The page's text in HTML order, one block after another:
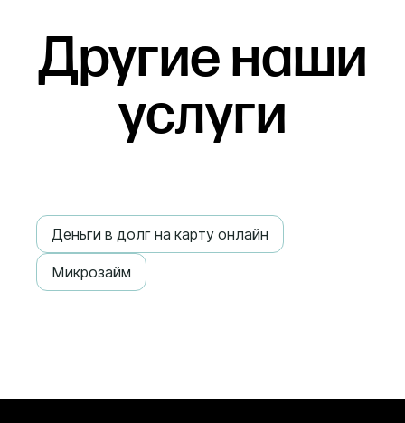
Другие наши
услуги
Деньги в долг на карту онлайн
Микрозайм